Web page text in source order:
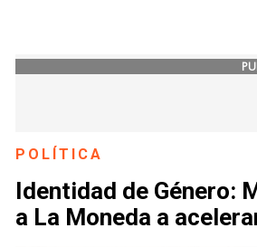
POLÍTICA
Identidad de Género:
a La Moneda a